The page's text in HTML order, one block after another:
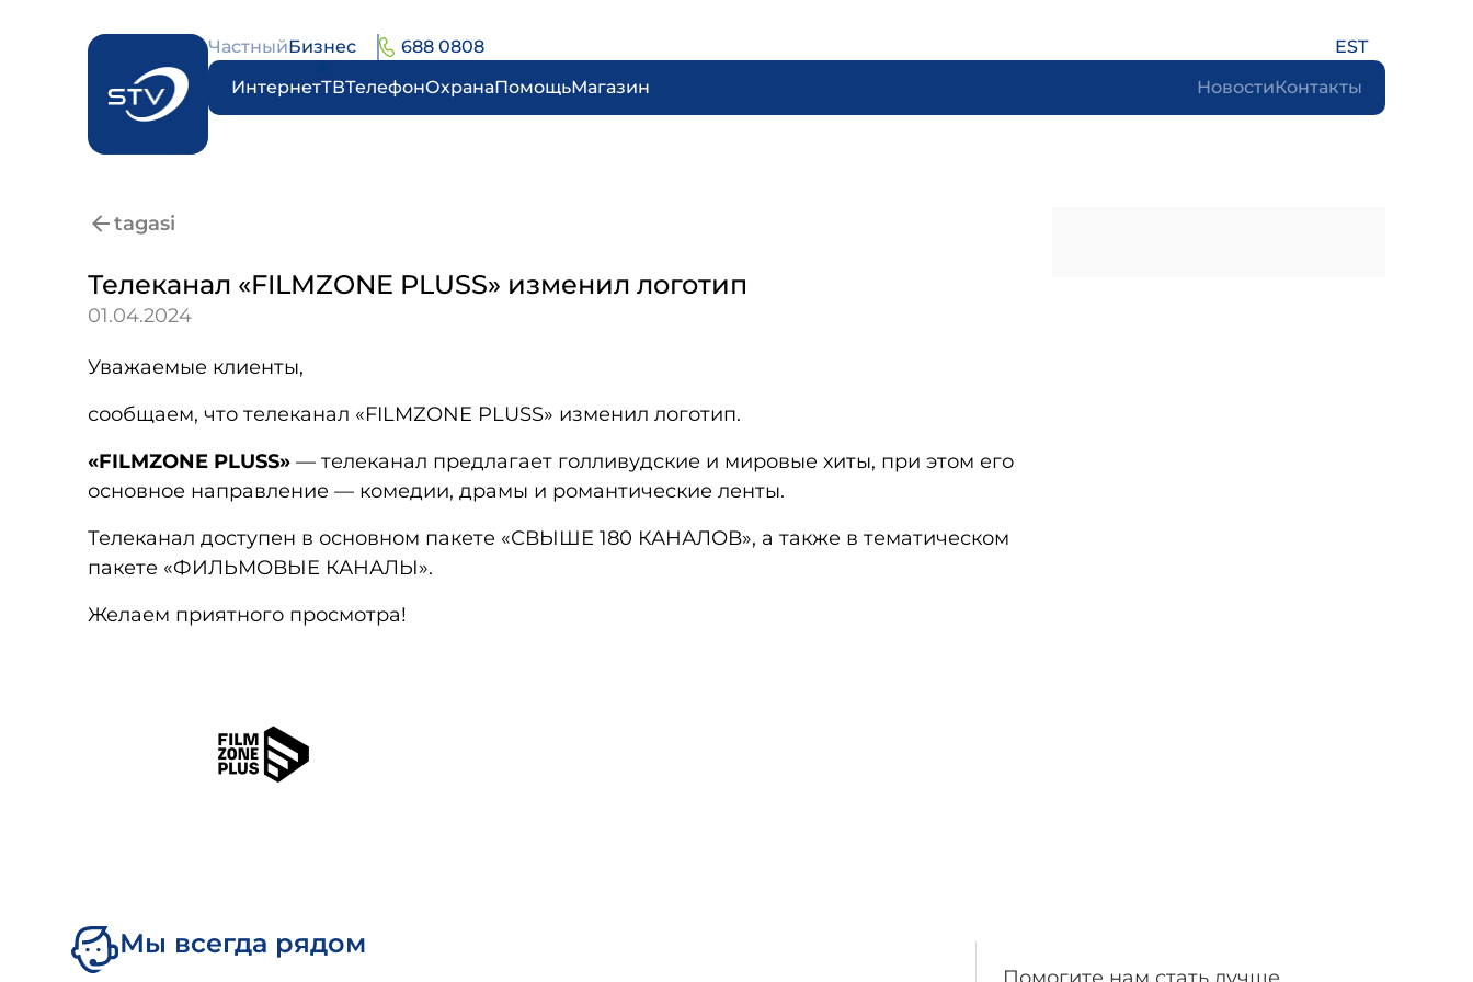
ЧастныйБизнес 688 0808
EST
ИнтернетТВТелефонОхранаПомощьМагазин НовостиКонтакты
tagasi
Телеканал «FILMZONE PLUSS» изменил логотип
01.04.2024
Уважаемые клиенты,
сообщаем, что телеканал «FILMZONE PLUSS» изменил логотип.
«FILMZONE PLUSS» — телеканал предлагает голливудские и мировые хиты, при этом его
основное направление — комедии, драмы и романтические ленты.
Телеканал доступен в основном пакете «СВЫШЕ 180 КАНАЛОВ», а также в тематическом
пакете «ФИЛЬМОВЫЕ КАНАЛЫ».
Желаем приятного просмотра!
Мы всегда рядом